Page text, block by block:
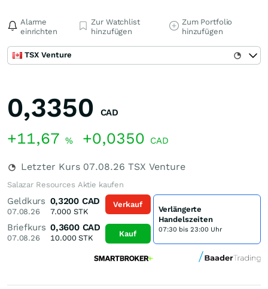
Alarme
einrichten
Zur Watchlist
hinzufügen
Zum Portfolio
hinzufügen
TSX Venture
0,3350 CAD
+11,67 % +0,0350 CAD
Letzter Kurs 07.08.26 TSX Venture
Salazar Resources Aktie kaufen
Geldkurs
07.08.26
0,3200 CAD
7.000STK
Briefkurs
07.08.26
0,3600 CAD
10.000STK
Verkauf
Kauf
Verlängerte
Handelszeiten
07:30 bis 23:00 Uhr